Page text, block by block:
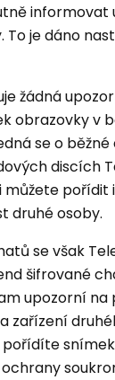
informovat
je dáno
žádná
obrazovky v
se o
discích
pořídit
druhé osoby.
se však
šifrované
upozorní na
zařízení